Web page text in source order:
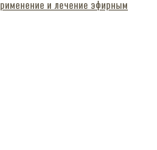
и лечение эфирным